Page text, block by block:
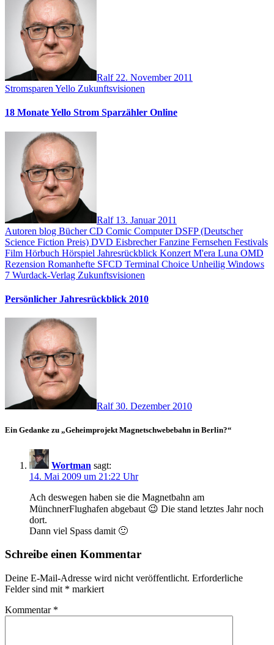
Ralf 22. November 2011
Stromsparen Yello Zukunftsvisionen
18 Monate Yello Strom Sparzähler Online
Ralf 13. Januar 2011
Autoren blog BücherCD Comic ComputerDSFP (Deutscher
Science Fiction Preis) DVD EisbrecherFanzine Fernsehen Festivals
Film Hörbuch Hörspiel Jahresrückblick Konzert M'era Luna OMD
Rezension Romanhefte SFCD Terminal Choice Unheilig Windows
7 Wurdack-Verlag Zukunftsvisionen
Persönlicher Jahresrückblick 2010
Ralf30. Dezember 2010
Ein Gedanke zu „Geheimprojekt Magnetschwebebahn in Berlin?“
Wortman sagt:
14. Mai 2009 um 21:22 Uhr
Ach deswegen haben sie die Magnetbahn am
MünchnerFlughafen abgebaut 😉 Die stand letztes Jahr noch
dort.
Dann viel Spass damit 🙂
Schreibe einen Kommentar
Deine E-Mail-Adresse wird nicht veröffentlicht. Erforderliche
Felder sind mit * markiert
Kommentar *